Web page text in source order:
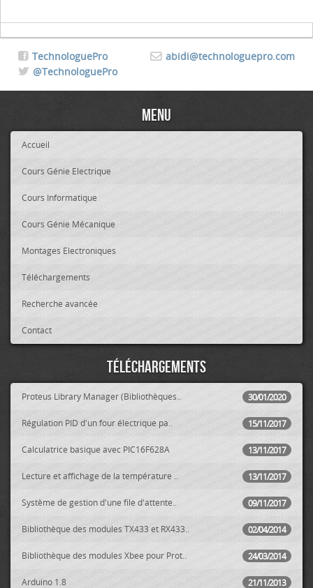
abidi@technologuepro.com
TechnologuePro
@TechnologuePro
Menu
Accueil
Cours Génie Electrique
Cours Informatique
Cours Génie Mécanique
Montages Electroniques
Téléchargements
Recherche avancée
Contact
Téléchargements
30/01/2020
Proteus Library Manager (Bibliothèques..
15/11/2017
Régulation PID d'un four électrique pa..
13/11/2017
Calculatrice basique avec PIC16F628A
13/11/2017
Lecture et affichage de la température ..
09/11/2017
Système de gestion d'une file d'attente..
02/04/2014
Bibliothèque des modules TX433 et RX433..
24/03/2014
Bibliothèque des modules Xbee pour Prot..
21/11/2013
Arduino 1.8